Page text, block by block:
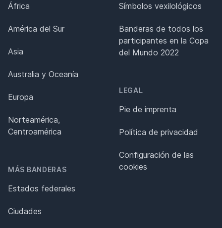
África
América del Sur
Asia
Australia y Oceanía
Europa
Norteamérica,
Centroamérica
MÁS BANDERAS
Estados federales
Ciudades
Símbolos vexilológicos
Banderas de todos los
participantes en la Copa
del Mundo 2022
LEGAL
Pie de imprenta
Política de privacidad
Configuración de las
cookies